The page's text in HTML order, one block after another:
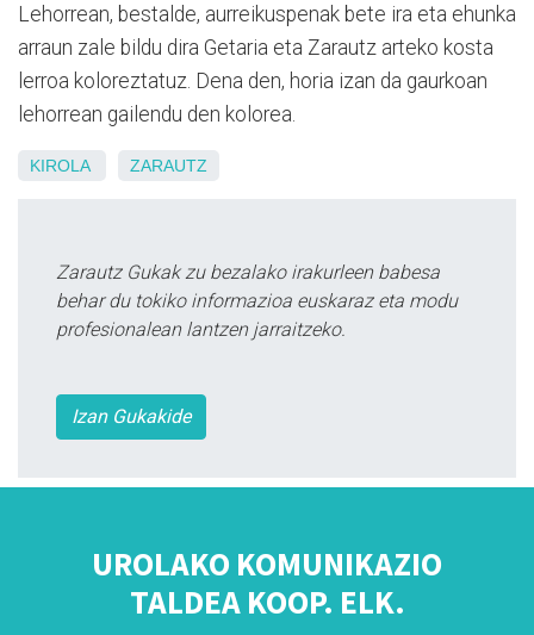
Lehorrean, bestalde, aurreikuspenak bete ira eta ehunka
arraun zale bildu dira Getaria eta Zarautz arteko kosta
lerroa koloreztatuz. Dena den, horia izan da gaurkoan
lehorrean gailendu den kolorea.
KIROLA ZARAUTZ
Zarautz Gukak zu bezalako irakurleen babesa
behar du tokiko informazioa euskaraz eta modu
profesionalean lantzen jarraitzeko.
Izan Gukakide
UROLAKO KOMUNIKAZIO
TALDEA KOOP. ELK.